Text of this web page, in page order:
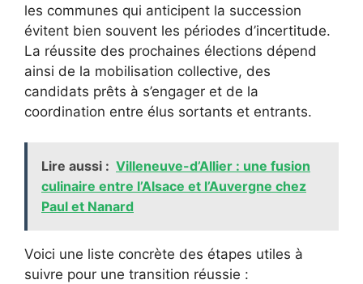
les communes qui anticipent la succession
évitent bien souvent les périodes d’incertitude.
La réussite des prochaines élections dépend
ainsi de la mobilisation collective, des
candidats prêts à s’engager et de la
coordination entre élus sortants et entrants.
Lire aussi : Villeneuve-d’Allier : une fusion
culinaire entre l’Alsace et l’Auvergne chez
Paul et Nanard
Voici une liste concrète des étapes utiles à
suivre pour une transition réussie :